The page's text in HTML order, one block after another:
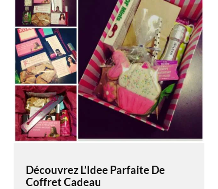
Découvrez L’Idee Parfaite De
Coffret Cadeau